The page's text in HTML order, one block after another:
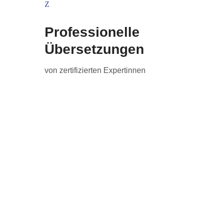
Professionelle
Übersetzungen
von zertifizierten Expertinnen